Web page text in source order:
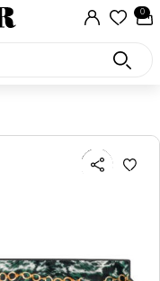
0